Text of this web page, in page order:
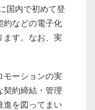
国内で初めて登
約などの電子化
ます。なお、実
モーションの実
契約締結・管理
進を図ってまい